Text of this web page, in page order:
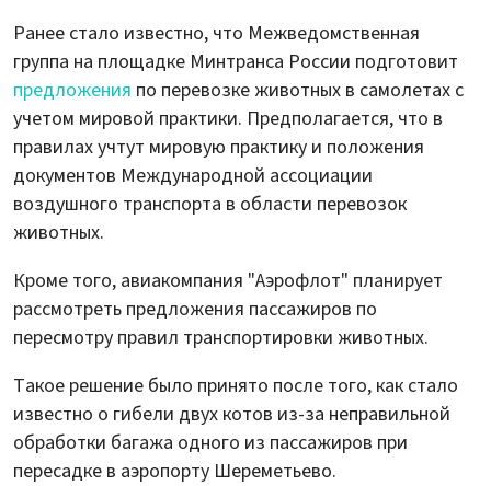
Ранее стало известно, что Межведомственная
группа на площадке Минтранса России подготовит
предложения по перевозке животных в самолетах с
учетом мировой практики. Предполагается, что в
правилах учтут мировую практику и положения
документов Международной ассоциации
воздушного транспорта в области перевозок
животных.
Кроме того, авиакомпания "Аэрофлот" планирует
рассмотреть предложения пассажиров по
пересмотру правил транспортировки животных.
Такое решение было принято после того, как стало
известно о гибели двух котов из-за неправильной
обработки багажа одного из пассажиров при
пересадке в аэропорту Шереметьево.